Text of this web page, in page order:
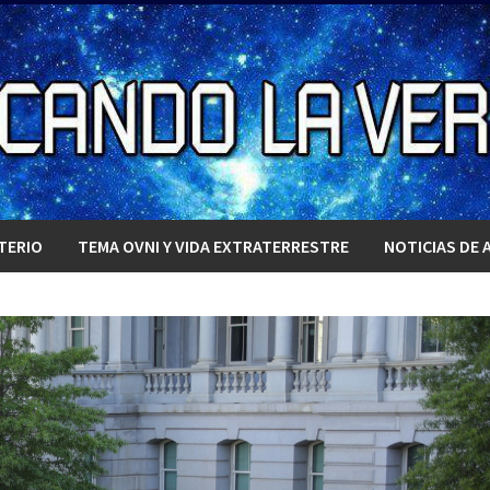
TEMA OVNI Y VIDA EXTRATERRESTRE NOTICIAS DE